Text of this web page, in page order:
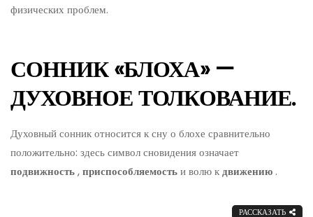
физических проблем.
СОННИК «БЛОХА» —
ДУХОВНОЕ ТОЛКОВАНИЕ.
Духовный сонник относится к сну о блохе сравнительно
положительно: здесь символ сновидения означает
подвижность,приспособляемостьи волю кдвижению .
РАССКАЗАТЬ